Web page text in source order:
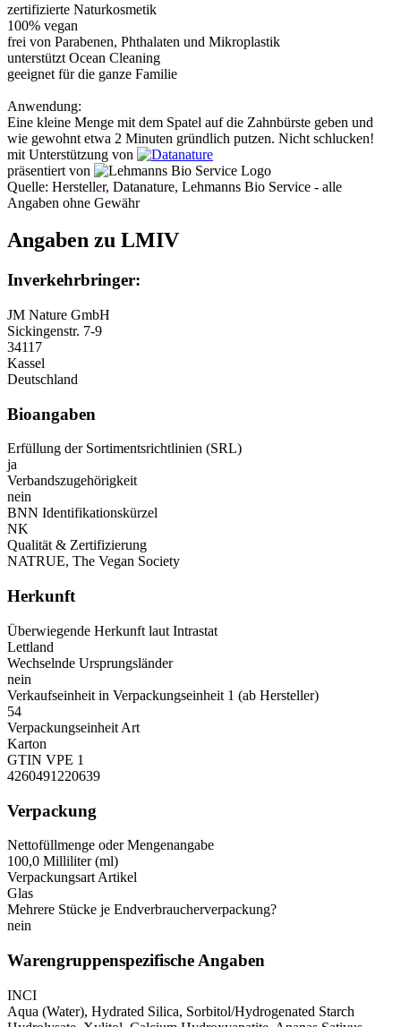
zertifizierte Naturkosmetik
100% vegan
frei von Parabenen, Phthalaten und Mikroplastik
unterstützt Ocean Cleaning
geeignet für die ganze Familie
Anwendung:
Eine kleine Menge mit dem Spatel auf die Zahnbürste geben und
wie gewohnt etwa 2 Minuten gründlich putzen. Nicht schlucken!
mit Unterstützung von
präsentiert von
Quelle: Hersteller, Datanature, Lehmanns Bio Service - alle
Angaben ohne Gewähr
Angaben zu LMIV
Inverkehrbringer:
JM Nature GmbH
Sickingenstr. 7-9
34117
Kassel
Deutschland
Bioangaben
Erfüllung der Sortimentsrichtlinien (SRL)
ja
Verbandszugehörigkeit
nein
BNN Identifikationskürzel
NK
Qualität & Zertifizierung
NATRUE, The Vegan Society
Herkunft
Überwiegende Herkunft laut Intrastat
Lettland
Wechselnde Ursprungsländer
nein
Verkaufseinheit in Verpackungseinheit 1 (ab Hersteller)
54
Verpackungseinheit Art
Karton
GTIN VPE 1
4260491220639
Verpackung
Nettofüllmenge oder Mengenangabe
100,0 Milliliter (ml)
Verpackungsart Artikel
Glas
Mehrere Stücke je Endverbraucherverpackung?
nein
Warengruppenspezifische Angaben
INCI
Aqua (Water), Hydrated Silica, Sorbitol/Hydrogenated Starch